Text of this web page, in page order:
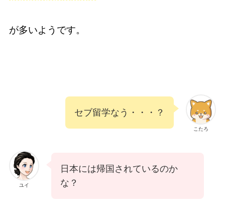
が多いようです。
こたろ
セブ留学なう・・・？
ユイ
日本には帰国されているのか
な？